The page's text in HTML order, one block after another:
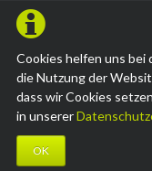
Cookies helfen uns
die Nutzung der
dass wir Cookies
in unserer
OK